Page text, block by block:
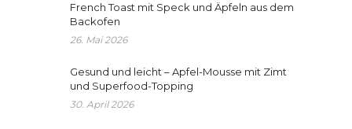
French Toast mit Speck und Äpfeln aus dem
Backofen
26. Mai 2026
Gesund und leicht – Apfel-Mousse mit Zimt
und Superfood-Topping
30. April 2026